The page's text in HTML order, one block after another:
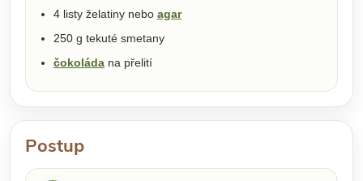
4 listy želatiny nebo agar
250 g tekuté smetany
čokoláda na přelití
Postup